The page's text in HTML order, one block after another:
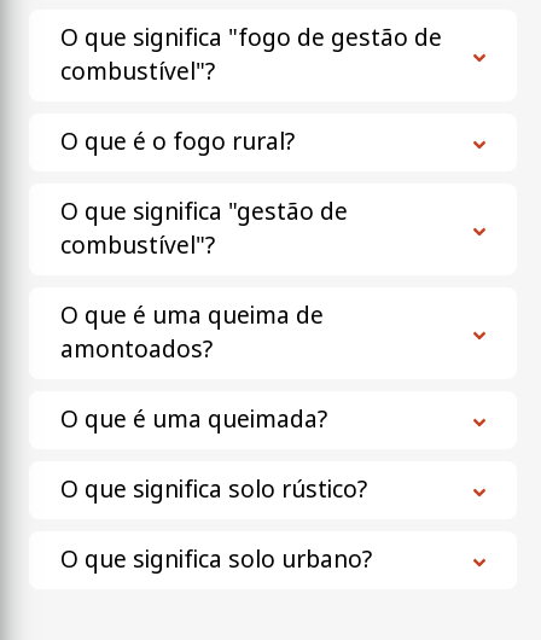
O que significa "fogo de gestão de
combustível"?
O que é o fogo rural?
O que significa "gestão de
combustível"?
O que é uma queima de
amontoados?
O que é uma queimada?
O que significa solo rústico?
O que significa solo urbano?